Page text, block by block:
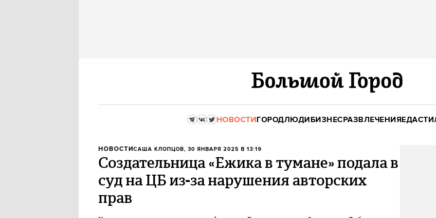
НОВОСТИГОРОДЛЮДИБИЗНЕСРАЗВЛЕЧЕНИЯЕДА
НОВОСТИСАША КЛОПЦОВ, 30 ЯНВАРЯ 2025 В 13:19
Создательница «Ежика в тумане» подала в
суд на ЦБ из-за нарушения авторских
прав